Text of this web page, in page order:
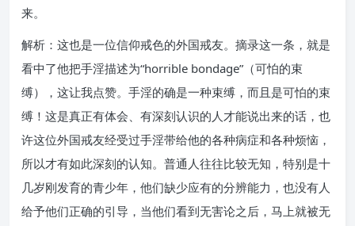
来。
解析：这也是一位信仰戒色的外国戒友。摘录这一条，就是
看中了他把手淫描述为“horrible bondage”（可怕的束
缚），这让我点赞。手淫的确是一种束缚，而且是可怕的束
缚！这是真正有体会、有深刻认识的人才能说出来的话，也
许这位外国戒友经受过手淫带给他的各种病症和各种烦恼，
所以才有如此深刻的认知。普通人往往比较无知，特别是十
几岁刚发育的青少年，他们缺少应有的分辨能力，也没有人
给予他们正确的引导，当他们看到无害论之后，马上就被无